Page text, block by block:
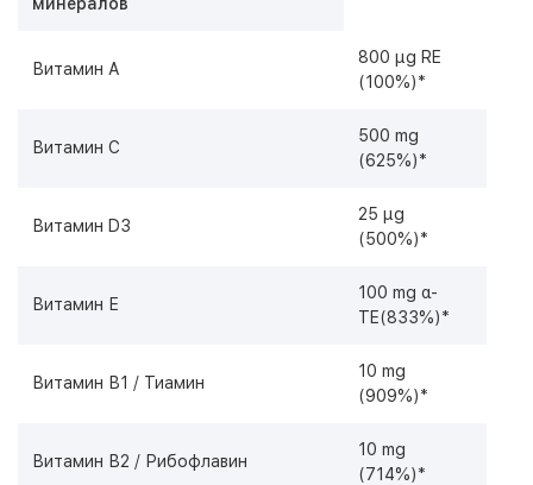
Витамин А
800 µg RE
(100%)*
Витамин С
500 mg
(625%)*
Витамин D3
25 µg
(500%)*
Витамин Е
100 mg α-
TE(833%)*
Витамин В1 / Тиамин
10 mg
(909%)*
Витамин В2 / Рибофлавин
10 mg
(714%)*